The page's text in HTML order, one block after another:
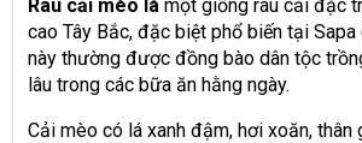
Rau cải mèo là một giống rau cải đặc
cao Tây Bắc, đặc biệt phổ biến tại Sapa
này thường được đồng bào dân tộc
lâu trong các bữa ăn hằng ngày.
Cải mèo có lá xanh đậm, hơi xoăn, thân